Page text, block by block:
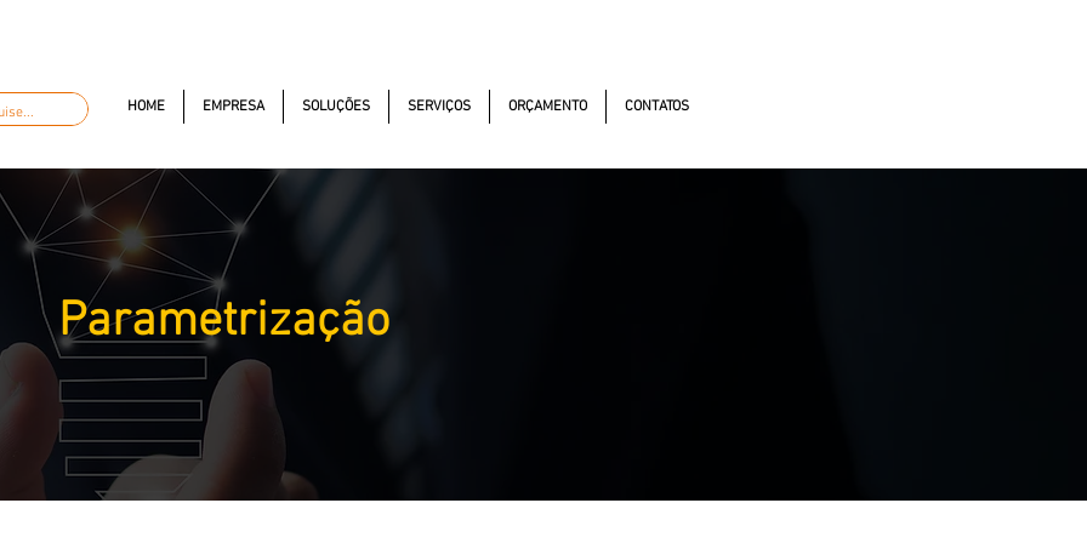
HOME EMPRESA SOLUÇÕES SERVIÇOS ORÇAMENTO CONTATOS
Parametrização